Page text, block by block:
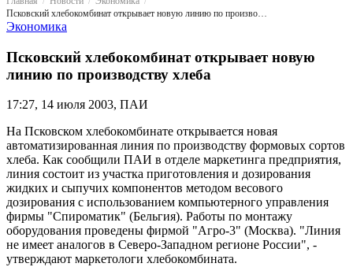
Псковский хлебокомбинат открывает новую линию по производству хлеба
Экономика
Псковский хлебокомбинат открывает новую
линию по производству хлеба
17:27, 14 июля 2003, ПАИ
На Псковском хлебокомбинате открывается новая
автоматизированная линия по производству формовых сортов
хлеба. Как сообщили ПАИ в отделе маркетинга предприятия,
линия состоит из участка приготовления и дозирования
жидких и сыпучих компонентов методом весового
дозирования с использованием компьютерного управления
фирмы "Спироматик" (Бельгия). Работы по монтажу
оборудования проведены фирмой "Агро-3" (Москва). "Линия
не имеет аналогов в Северо-Западном регионе России", -
утверждают маркетологи хлебокомбината.